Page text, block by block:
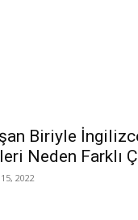
Biriyle
Neden Farklı
2022